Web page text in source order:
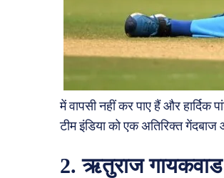
में वापसी नहीं कर पाए हैं और
टीम इंडिया को एक अतिरिक्त
2. ऋतुराज